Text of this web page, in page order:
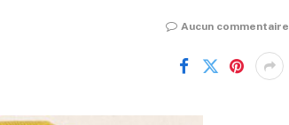
Aucun commentaire